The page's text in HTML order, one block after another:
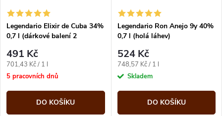
Legendario Elixir de Cuba 34%
0,7 l (dárkové balení 2
491 Kč
Měrná
cena:
701,43 Kč / 1 l
5 pracovních dnů
DO KOŠÍKU
Legendario Ron Anejo 9y 40%
0,7 l (holá láhev)
524 Kč
Měrná
cena:
748,57 Kč / 1 l
Skladem
DO KOŠÍKU